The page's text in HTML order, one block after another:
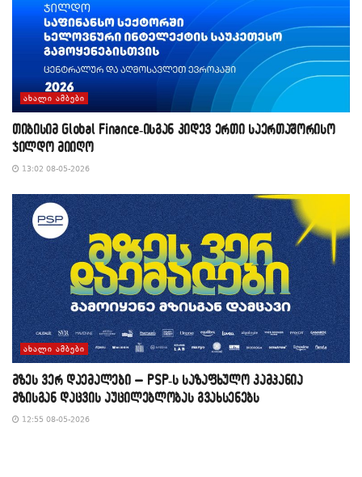
ᲐᲮᲐᲚᲘ ᲐᲛᲑᲔᲑᲘ
თიბისიმ Global Finance-ისგან კიდევ ერთი საერთაშორისო
ჯილდო მიიღო
13:02 08-05-2026
ᲐᲮᲐᲚᲘ ᲐᲛᲑᲔᲑᲘ
მზეს ვერ დაემალები – PSP-ს საზაფხულო კამპანია
მზისგან დაცვის აუცილებლობას გვახსენებს
12:55 08-05-2026